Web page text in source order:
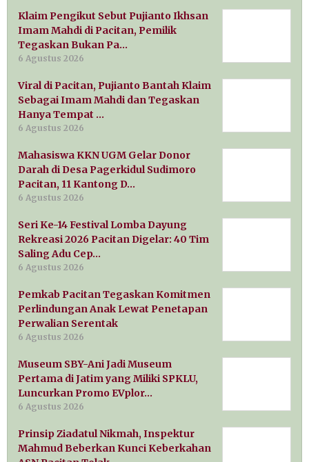
Klaim Pengikut Sebut Pujianto Ikhsan
Imam Mahdi di Pacitan, Pemilik
Tegaskan Bukan Pa…
6 Agustus 2026
Viral di Pacitan, Pujianto Bantah Klaim
Sebagai Imam Mahdi dan Tegaskan
Hanya Tempat …
6 Agustus 2026
Mahasiswa KKN UGM Gelar Donor
Darah di Desa Pagerkidul Sudimoro
Pacitan, 11 Kantong D…
6 Agustus 2026
Seri Ke-14 Festival Lomba Dayung
Rekreasi 2026 Pacitan Digelar: 40 Tim
Saling Adu Cep…
6 Agustus 2026
Pemkab Pacitan Tegaskan Komitmen
Perlindungan Anak Lewat Penetapan
Perwalian Serentak
6 Agustus 2026
Museum SBY-Ani Jadi Museum
Pertama di Jatim yang Miliki SPKLU,
Luncurkan Promo EVplor…
6 Agustus 2026
Prinsip Ziadatul Nikmah, Inspektur
Mahmud Beberkan Kunci Keberkahan